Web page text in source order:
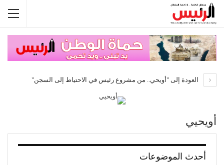
العودة إلى "أويحي.. من مشروع رئيس في الاحتياط إلى السجن"
أويحيي
أحدث الموضوعات